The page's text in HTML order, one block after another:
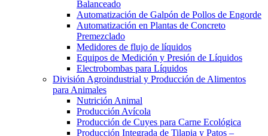
Balanceado
Automatización de Galpón de Pollos de Engorde
Automatización en Plantas de Concreto
Premezclado
Medidores de flujo de líquidos
Equipos de Medición y Presión de Líquidos
Electrobombas para Líquidos
División Agroindustrial y Producción de Alimentos
para Animales
Nutrición Animal
Producción Avícola
Producción de Cuyes para Carne Ecológica
Producción Integrada de Tilapia y Patos –